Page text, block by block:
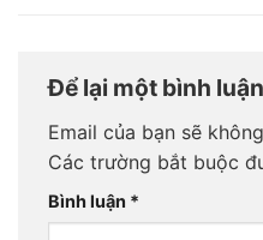
Để lại một bình luận
Email của bạn sẽ
Các trường bắt buộc
Bình luận *